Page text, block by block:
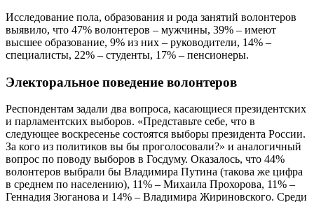
Исследование пола, образования и рода занятий волонтеров
выявило, что 47% волонтеров – мужчины, 39% – имеют
высшее образование, 9% из них – руководители, 14% –
специалисты, 22% – студенты, 17% – пенсионеры.
Электоральное поведение волонтеров
Респондентам задали два вопроса, касающиеся президентских
и парламентских выборов. «Представьте себе, что в
следующее воскресенье состоятся выборы президента России.
За кого из политиков вы бы проголосовали?» и аналогичный
вопрос по поводу выборов в Госдуму. Оказалось, что 44%
волонтеров выбрали бы Владимира Путина (такова же цифра
в среднем по населению), 11% – Михаила Прохорова, 11% –
Геннадия Зюганова и 14% – Владимира Жириновского. Среди